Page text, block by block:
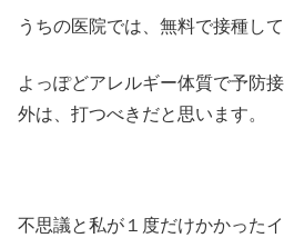
うちの医院では、無料で接種して
よっぽどアレルギー体質で予防
外は、打つべきだと思います。
不思議と私が１度だけかかった